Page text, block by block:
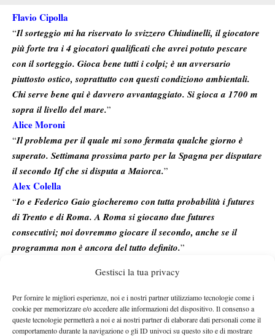
Gestisci la tua privacy
Per fornire le migliori esperienze, noi e i nostri partner utilizziamo tecnologie come i
cookie per memorizzare e/o accedere alle informazioni del dispositivo. Il consenso a
queste tecnologie permetterà a noi e ai nostri partner di elaborare dati personali come il
comportamento durante la navigazione o gli ID univoci su questo sito e di mostrare
Flavio Cipolla
“Il sorteggio mi ha riservato lo svizzero Chiudinelli, il giocatore
più forte tra i 4 giocatori qualificati che avrei potuto pescare
con il sorteggio. Gioca bene tutti i colpi; è un avversario
piuttosto ostico, soprattutto con questi condiziono ambientali.
Chi serve bene qui è davvero avvantaggiato. Si gioca a 1700 m
sopra il livello del mare.”
Alice Moroni
“Il problema per il quale mi sono fermata qualche giorno è
superato. Settimana prossima parto per la Spagna per disputare
il secondo Itf che si disputa a Maiorca.”
Alex Colella
“Io e Federico Gaio giocheremo con tutta probabilità i futures
di Trento e di Roma. A Roma si giocano due futures
consecutivi; noi dovremmo giocare il secondo, anche se il
programma non è ancora del tutto definito.”
Valentine Confalonieri
“ Il sorteggio mi ha riservato il derby con la Grymalska. Sarà un
incontro duro; non scenderemo in campo domani, bensì
mercoledi.“